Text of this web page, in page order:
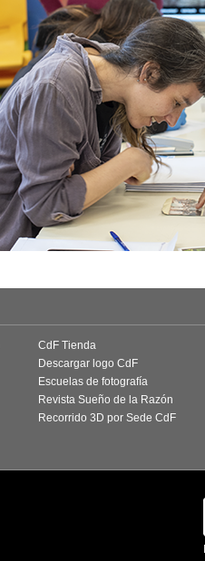
CdF Tienda
Descargar logo CdF
Escuelas de fotografía
Revista Sueño de la Razón
Recorrido 3D por Sede CdF